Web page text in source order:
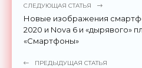
СЛЕДУЮЩАЯ СТАТЬЯ
Новые изображения
2020 и Nova 6 и «дырявого»
«Смартфоны»
ПРЕДЫДУЩАЯ СТАТЬЯ